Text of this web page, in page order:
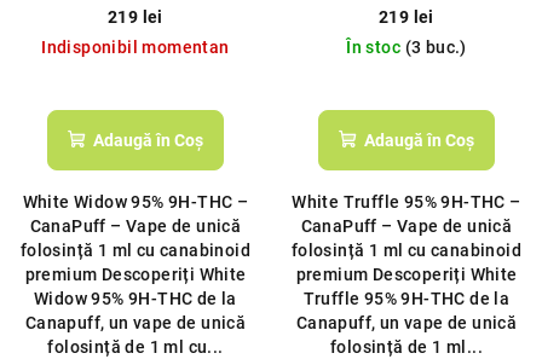
folosință 1 ml
219 lei
Indisponibil momentan
medie
a
5,0
din
5
stele.
Adaugă în Coş
White Widow 95% 9H‑THC –
CanaPuff – Vape de unică
folosință 1 ml cu canabinoid
premium Descoperiți White
Widow 95% 9H‑THC de la
Canapuff, un vape de unică
folosință de 1 ml cu...
folosință 1 m
219 lei
În stoc (3 buc.)
Adaugă în Coş
White Truffle 95% 9H‑THC –
CanaPuff – Vape de unică
folosință 1 ml cu canabinoid
premium Descoperiți White
Truffle 95% 9H‑THC de la
Canapuff, un vape de unică
folosință de 1 ml...